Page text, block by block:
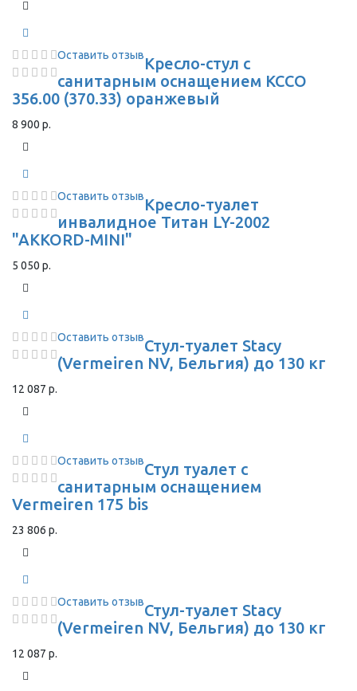
Оставить отзывКресло-стул с
санитарным оснащением КССО
356.00 (370.33) оранжевый
8 900 р.
Оставить отзывКресло-туалет
инвалидное Титан LY-2002
"AKKORD-MINI"
5 050 р.
Оставить отзывСтул-туалет Stacy
(Vermeiren NV, Бельгия) до 130 кг
12 087 р.
Оставить отзывСтул туалет с
санитарным оснащением
Vermeiren 175 bis
23 806 р.
Оставить отзывСтул-туалет Stacy
(Vermeiren NV, Бельгия) до 130 кг
12 087 р.